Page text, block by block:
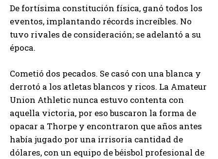
De fortísima constitución física, ganó todos los
eventos, implantando récords increíbles. No
tuvo rivales de consideración; se adelantó a su
época.
Cometió dos pecados. Se casó con una blanca y
derrotó a los atletas blancos y ricos. La Amateur
Union Athletic nunca estuvo contenta con
aquella victoria, por eso buscaron la forma de
opacar a Thorpe y encontraron que años antes
había jugado por una irrisoria cantidad de
dólares, con un equipo de béisbol profesional de